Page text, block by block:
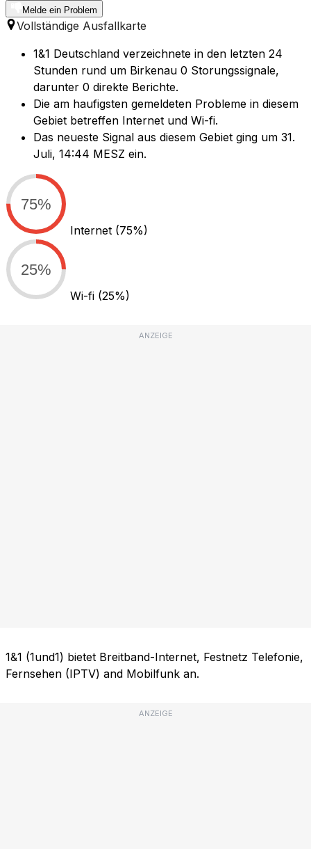
Melde ein Problem
Vollständige Ausfallkarte
1&1 Deutschland verzeichnete in den letzten 24
Stunden rund um Birkenau 0 Storungssignale,
darunter 0 direkte Berichte.
Die am haufigsten gemeldeten Probleme in diesem
Gebiet betreffen Internet und Wi-fi.
Das neueste Signal aus diesem Gebiet ging um 31.
Juli, 14:44 MESZ ein.
75%
Internet (75%)
25%
Wi-fi (25%)
ANZEIGE
1&1 (1und1) bietet Breitband-Internet, Festnetz Telefonie,
Fernsehen (IPTV) and Mobilfunk an.
ANZEIGE